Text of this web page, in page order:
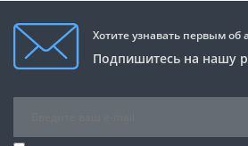
Хотите узнавать первым об
Подпишитесь на нашу